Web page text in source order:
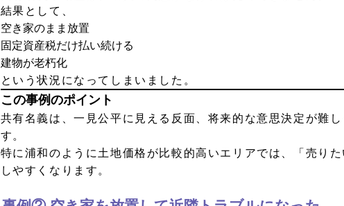
結果として、
空き家のまま放置
固定資産税だけ払い続ける
建物が老朽化
という状況になってしまいました。
この事例のポイント
共有名義は、一見公平に見える反面、将来的な意思決定が難
す。
特に浦和のように土地価格が比較的高いエリアでは、「売り
しやすくなります。